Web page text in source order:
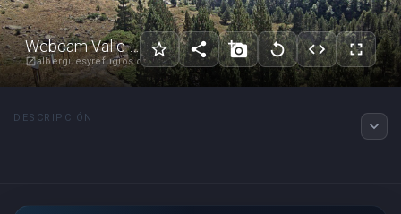
Webcam Valle de Estós
open_in_newalberguesyrefugios.com
star_border share add_a_photo replay code fullscreen
DESCRIPCIÓN expand_more